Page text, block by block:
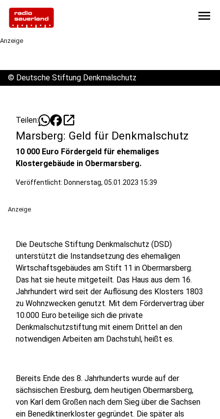
menu
Anzeige
© Deutsche Stiftung Denkmalschutz
Teilen: open_in_new
Marsberg: Geld für Denkmalschutz
10 000 Euro Fördergeld für ehemaliges
Klostergebäude in Obermarsberg.
Veröffentlicht: Donnerstag, 05.01.2023 15:39
Anzeige
Die Deutsche Stiftung Denkmalschutz (DSD)
unterstützt die Instandsetzung des ehemaligen
Wirtschaftsgebäudes am Stift 11 in Obermarsberg.
Das hat sie heute mitgeteilt. Das Haus aus dem 16.
Jahrhundert wird seit der Auflösung des Klosters 1803
zu Wohnzwecken genutzt. Mit dem Fördervertrag über
10.000 Euro beteilige sich die private
Denkmalschutzstiftung mit einem Drittel an den
notwendigen Arbeiten am Dachstuhl, heißt es.
Bereits Ende des 8. Jahrhunderts wurde auf der
sächsischen Eresburg, dem heutigen Obermarsberg,
von Karl dem Großen nach dem Sieg über die Sachsen
ein Benediktinerkloster gegründet. Die später als